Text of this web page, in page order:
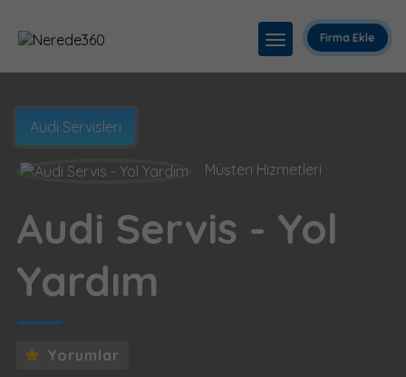
Firma Ekle
Audi Servisleri
Müşteri Hizmetleri
Audi Servis - Yol
Yardım
Yorumlar